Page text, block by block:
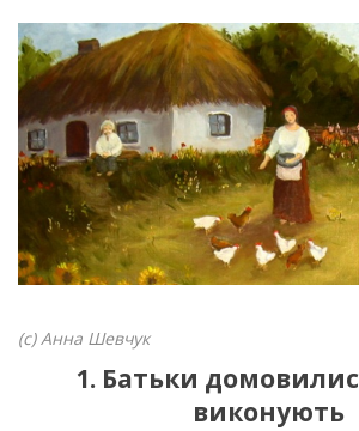
(с) Анна Шевчук
1. Батьки
виконують